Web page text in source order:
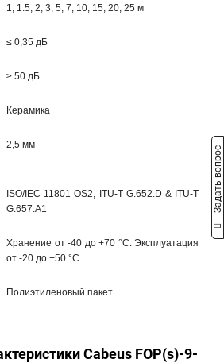
1, 1.5, 2, 3, 5, 7, 10, 15, 20, 25 м
≤ 0,35 дБ
≥ 50 дБ
Керамика
2,5 мм
ISO/IEC 11801 OS2, ITU-T G.652.D & ITU-T
G.657.A1
Хранение от -40 до +70 °C. Эксплуатация
от -20 до +50 °C
Полиэтиленовый пакет
Cabeus FOP(s)-9-
Задать вопрос